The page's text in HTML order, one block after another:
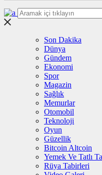
Son Dakika
Dünya
Gündem
Ekonomi
Spor
Magazin
Sağlık
Memurlar
Otomobil
Teknoloji
Oyun
Güzellik
Bitcoin Altcoin
Yemek Ve Tatlı
Rüya Tabirleri